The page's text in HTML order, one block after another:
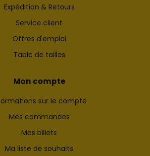
Expédition & Retours
Service client
Offres d'emploi
Table de tailles
Mon compte
sur le compte
Mes commandes
Mes billets
Ma liste de souhaits